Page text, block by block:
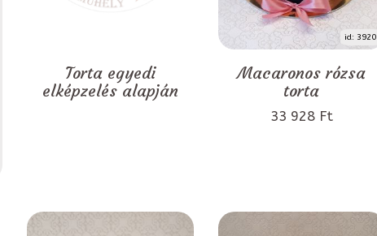
Torta egyedi
elképzelés alapján
id: 3920
Macaronos rózsa
torta
33 928 Ft